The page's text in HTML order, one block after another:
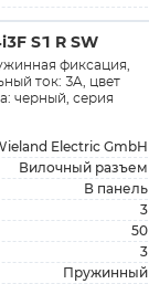
S1 R SW
фиксация,
ток: 3A, цвет
черный, серия
Electric GmbH
Вилочный разъем
В панель
3
50
3
Пружинный